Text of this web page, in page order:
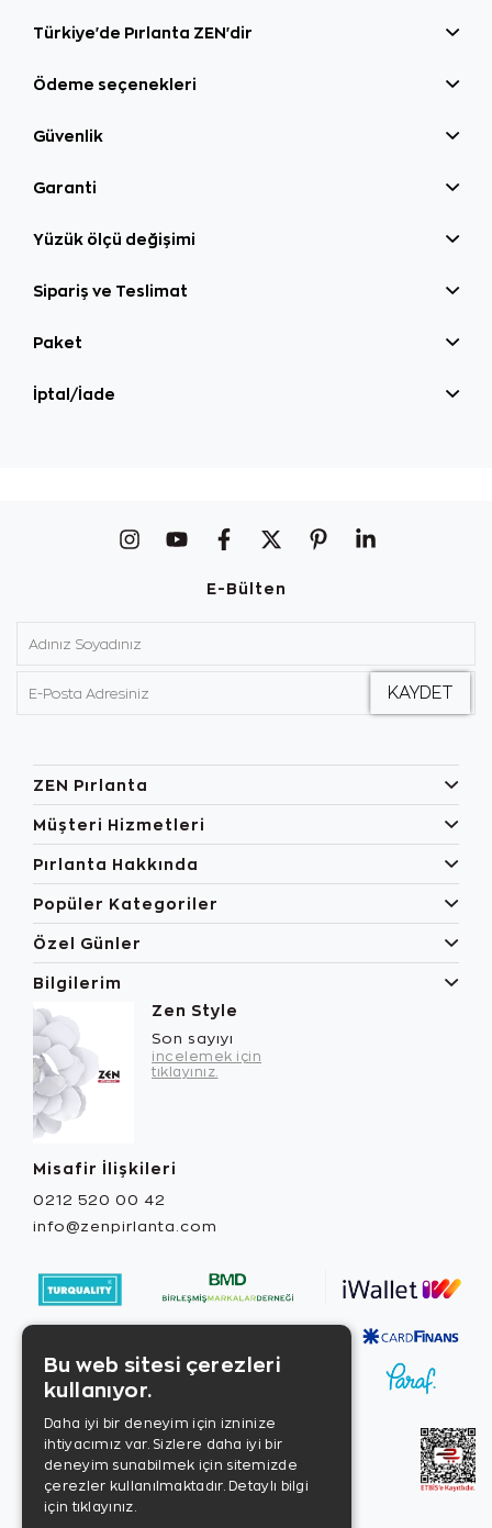
Türkiye'de Pırlanta ZEN'dir
Ödeme seçenekleri
Güvenlik
Garanti
Yüzük ölçü değişimi
Sipariş ve Teslimat
Paket
İptal/İade
E-Bülten
ZEN Pırlanta
Müşteri Hizmetleri
Pırlanta Hakkında
Popüler Kategoriler
Özel Günler
Bilgilerim
Zen Style
Son sayıyı
incelemek için
tıklayınız.
Misafir İlişkileri
0212 520 00 42
info@zenpirlanta.com
Bu web sitesi çerezleri
kullanıyor.
Daha iyi bir deneyim için izninize
ihtiyacımız var. Sizlere daha iyi bir
deneyim sunabilmek için sitemizde
çerezler kullanılmaktadır. Detaylı bilgi
için tıklayınız.